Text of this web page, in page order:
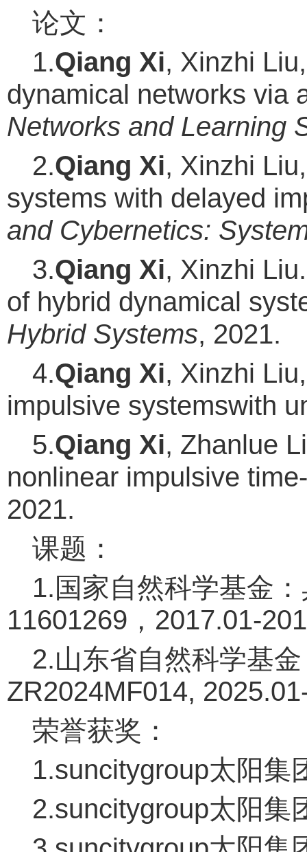
论文：
1.Qiang Xi, Xinzhi
dynamical networks via
Networks and Learning
2.Qiang Xi, Xinzhi
systems with delayed
and Cybernetics:
3.Qiang Xi, Xinzhi
of hybrid dynamical
Hybrid Systems, 2021.
4.Qiang Xi, Xinzhi
impulsive systemswith
5.Qiang Xi, Zhanlue
nonlinear impulsive
2021.
课题：
1.国家自然科学基金
11601269，2017.01-
2.山东省自然科学基
ZR2024MF014,
荣誉获奖：
1.suncitygroup太阳集
2.suncitygroup太阳集